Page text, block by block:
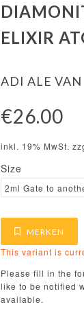
ELIXIR
ADI ALE VAN
€26.00
inkl. 19% MwSt.
Size
2ml Gate to
MERKEN
This variant is
Please fill in the
like to be notified
available.